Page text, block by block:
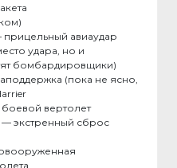
прицельный авиаудар
удара, но и
бомбардировщики)
(пока не ясно,
боевой вертолет
— экстренный сброс